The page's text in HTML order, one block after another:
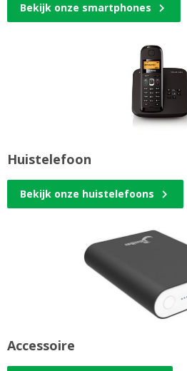
Bekijk onze smartphones
Huistelefoon
Bekijk onze huistelefoons
Accessoire